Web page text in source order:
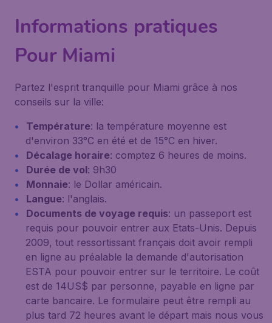
Informations pratiques
Pour Miami
Partez l'esprit tranquille pour Miami grâce à nos
conseils sur la ville:
Température: la température moyenne est
d'environ 33°C en été et de 15°C en hiver.
Décalage horaire: comptez 6 heures de moins.
Durée de vol: 9h30
Monnaie: le Dollar américain.
Langue: l'anglais.
Documents de voyage requis: un passeport est
requis pour pouvoir entrer aux Etats-Unis. Depuis
2009, tout ressortissant français doit avoir rempli
en ligne au préalable la demande d'autorisation
ESTA pour pouvoir entrer sur le territoire. Le coût
est de 14US$ par personne, payable en ligne par
carte bancaire. Le formulaire peut être rempli au
plus tard 72 heures avant le départ mais nous vous